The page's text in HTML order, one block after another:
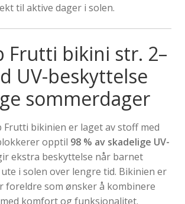
til aktive dager i solen.
Frutti bikini str. 2–
UV-beskyttelse
sommerdager
Frutti bikinien er laget av stoff med
opptil 98 % av skadelige UV-
ekstra beskyttelse når barnet
i solen over lengre tid. Bikinien er
foreldre som ønsker å kombinere
komfort og funksjonalitet.